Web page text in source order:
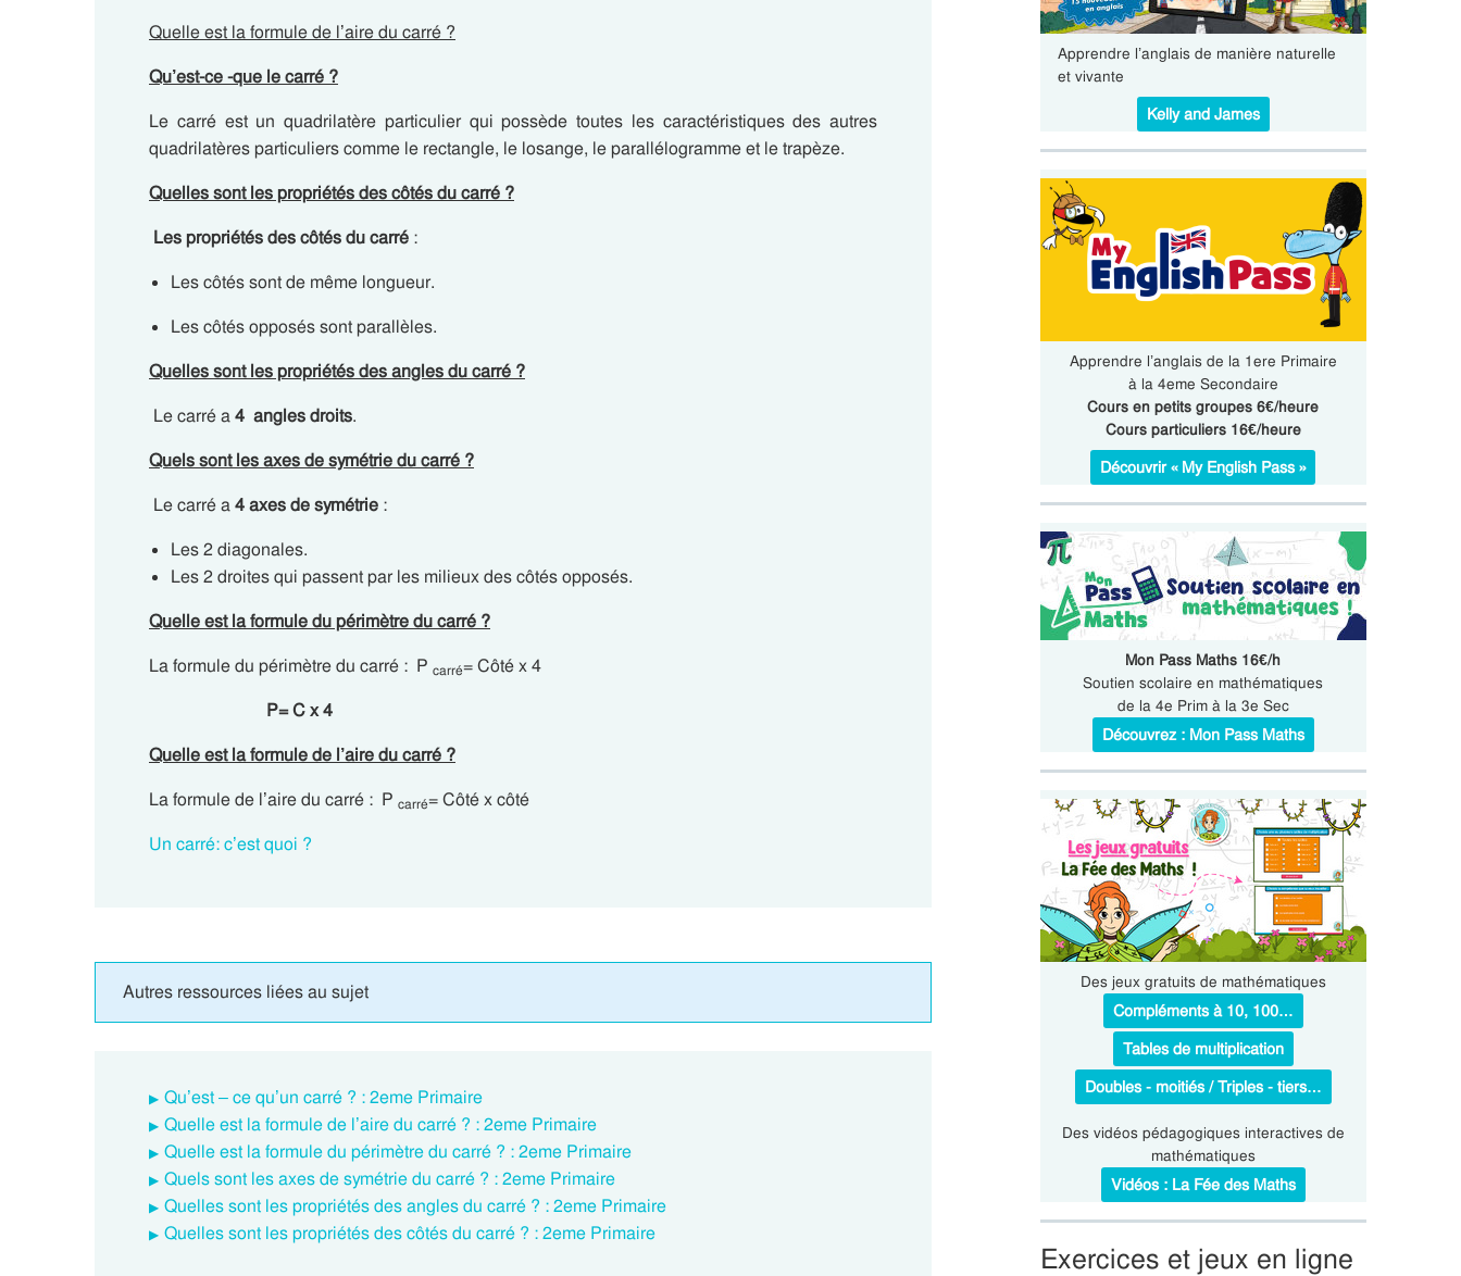
Quelle est la formule de l’aire du carré ?
Qu’est-ce -que le carré ?
Le carré est un quadrilatère particulier qui possède toutes les caractéristiques des autres
quadrilatères particuliers comme le rectangle, le losange, le parallélogramme et le trapèze.
Quelles sont les propriétés des côtés du carré ?
Les propriétés des côtés du carré :
Les côtés sont de même longueur.
Les côtés opposés sont parallèles.
Quelles sont les propriétés des angles du carré ?
Le carré a4 angles droits.
Quels sont les axes de symétrie du carré ?
Le carré a4 axes de symétrie :
Les 2 diagonales.
Les 2 droites qui passent par les milieux des côtés opposés.
Quelle est la formule du périmètre du carré ?
La formule du périmètre du carré : P carré= Côté x 4
P= C x 4
Quelle est la formule de l’aire du carré ?
La formule de l’aire du carré : P carré= Côté x côté
Un carré: c’est quoi ?
Autres ressources liées au sujet
Qu’est – ce qu’un carré ? : 2eme Primaire
Quelle est la formule de l’aire du carré ? : 2eme Primaire
Quelle est la formule du périmètre du carré ? : 2eme Primaire
Quels sont les axes de symétrie du carré ? : 2eme Primaire
Quelles sont les propriétés des angles du carré ? : 2eme Primaire
Quelles sont les propriétés des côtés du carré ? : 2eme Primaire
Apprendre l’anglais de manière naturelle
et vivante
Kelly and James
Apprendre l’anglais de la 1ere Primaire
à la 4eme Secondaire
Cours en petits groupes 6€/heure
Cours particuliers 16€/heure
Découvrir « My English Pass »
Mon Pass Maths 16€/h
Soutien scolaire en mathématiques
de la 4e Prim à la 3e Sec
Découvrez : Mon Pass Maths
Des jeux gratuits de mathématiques
Compléments à 10, 100…
Tables de multiplication
Doubles - moitiés / Triples - tiers…
Des vidéos pédagogiques interactives de
mathématiques
Vidéos : La Fée des Maths
Exercices et jeux en ligne